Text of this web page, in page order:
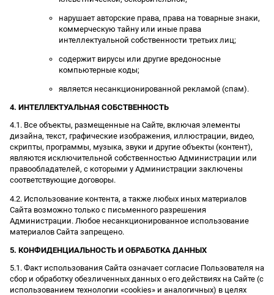
нарушает авторские права, права на товарные знаки,
коммерческую тайну или иные права
интеллектуальной собственности третьих лиц;
содержит вирусы или другие вредоносные
компьютерные коды;
является несанкционированной рекламой (спам).
4. ИНТЕЛЛЕКТУАЛЬНАЯ СОБСТВЕННОСТЬ
4.1. Все объекты, размещенные на Сайте, включая элементы
дизайна, текст, графические изображения, иллюстрации, видео,
скрипты, программы, музыка, звуки и другие объекты (контент),
являются исключительной собственностью Администрации или
правообладателей, с которыми у Администрации заключены
соответствующие договоры.
4.2. Использование контента, а также любых иных материалов
Сайта возможно только с письменного разрешения
Администрации. Любое несанкционированное использование
материалов Сайта запрещено.
5. КОНФИДЕНЦИАЛЬНОСТЬ И ОБРАБОТКА ДАННЫХ
5.1. Факт использования Сайта означает согласие Пользователя на
сбор и обработку обезличенных данных о его действиях на Сайте (с
использованием технологии «cookies» и аналогичных) в целях